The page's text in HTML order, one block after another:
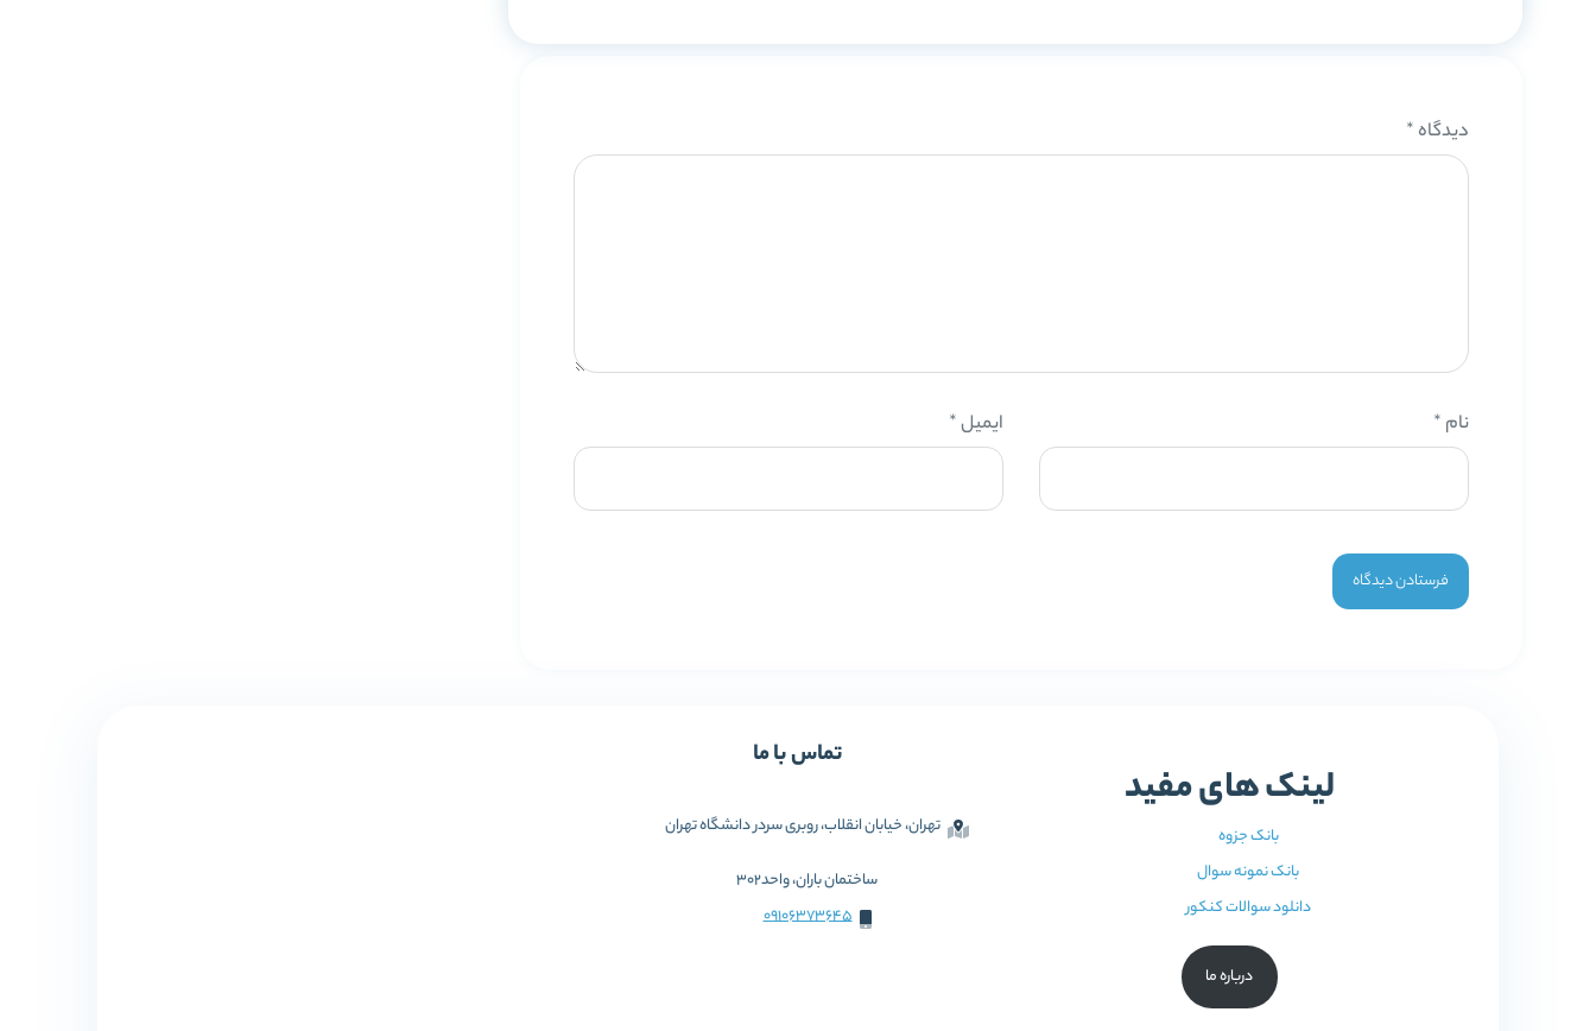
دیدگاه *
نام * ایمیل*
لینک های مفید
بانک جزوه
بانک نمونه سوال
دانلود سوالات کنکور
درباره ما
تماس با ما
تهران، خیابان انقلاب، روبری سردر دانشگاه تهران
ساختمان باران، واحد302
09106373645